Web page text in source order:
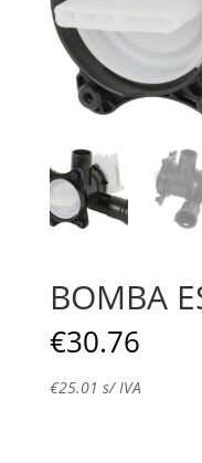
BOMBA
€30.76
€25.01 s/ IVA